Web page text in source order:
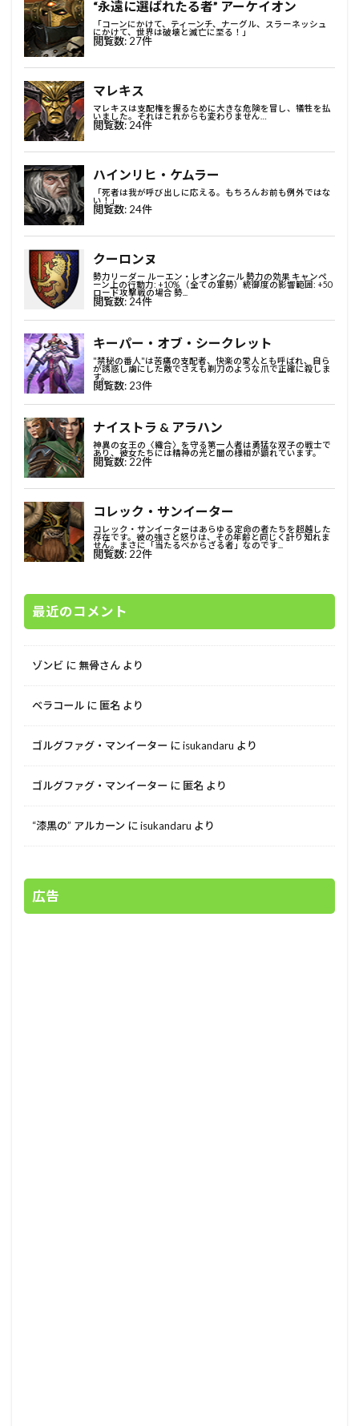
最近のコメント
ゾンビ に 無骨さん より
ベラコール に 匿名 より
ゴルグファグ・マンイーター にisukandaru より
ゴルグファグ・マンイーター に 匿名 より
“漆黒の” アルカーン にisukandaru より
広告